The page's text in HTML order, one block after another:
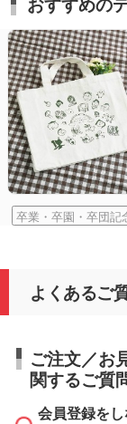
卒業・卒園・卒団記
よくあるご
ご注文／お
関するご質
会員登録を